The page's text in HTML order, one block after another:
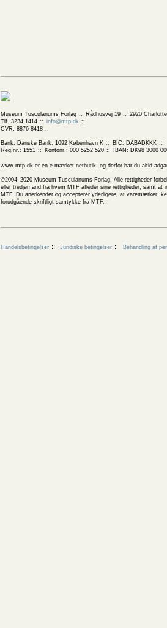
Museum Tusculanums Forlag Rådhusvej 19
2920
Tlf. 3234 1414
info@mtp.dk
CVR: 8876 8418
Bank: Danske Bank, 1092 København K
BIC: DABADKKK
Reg.nr.: 1551
Kontonr.: 000 5252 520 IBAN: DK98 3000
www.mtp.dk er en e-mærket netbutik, og derfor har du altid
©2004–2020 Museum Tusculanums Forlag. Alle rettigheder
eller tredjemand fra hvem MTF afleder sine rettigheder, samt
MTF. Du anerkender og accepterer yderligere, at varemærker,
forudgående skriftligt samtykke fra MTF.
Handelsbetingelser Juridiske betingelser Behandling af